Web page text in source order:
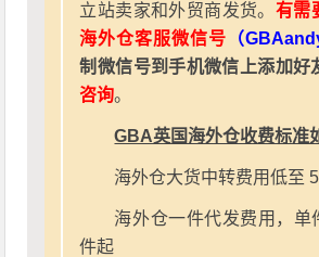
立站卖家和外贸商发货。 有需
海外仓客服微信号 （
制微信号到手机微信上添加好
咨询。
GBA英国海外仓收费标准
海外仓大货中转费用低至
海外仓一件代发费用，单
件起